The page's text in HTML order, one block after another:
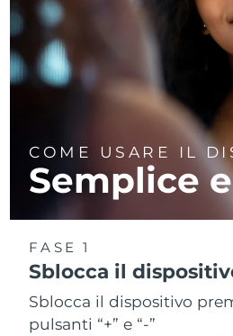
COME USARE IL
Semplice
FASE 1
Sblocca il
Sblocca il dispositivo
pulsanti “+” e “-”